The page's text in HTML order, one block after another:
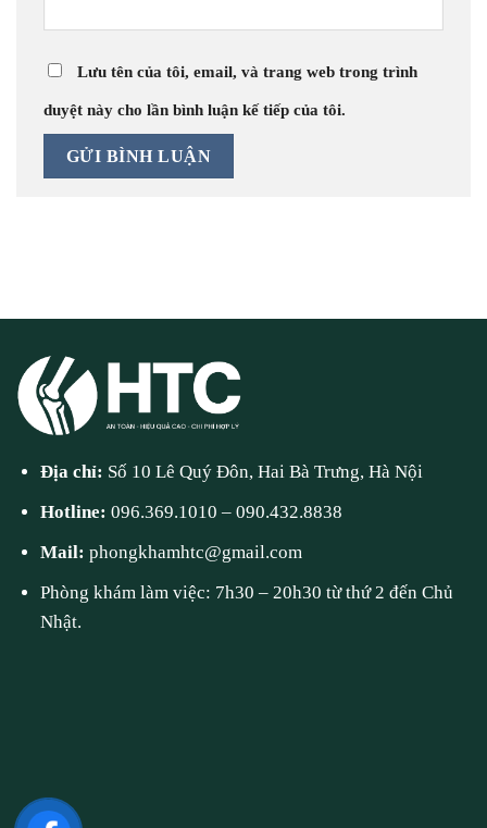
Lưu tên của tôi, email, và trang web trong trình
duyệt này cho lần bình luận kế tiếp của tôi.
Địa chỉ: Số 10 Lê Quý Đôn, Hai Bà Trưng, Hà Nội
Hotline:096.369.1010 –090.432.8838
Mail:phongkhamhtc@gmail.com
Phòng khám làm việc: 7h30 – 20h30 từ thứ 2 đến Chủ
Nhật.